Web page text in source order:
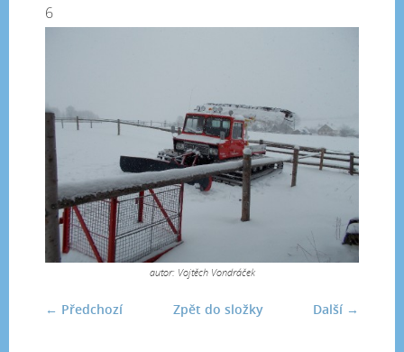
6
autor: Vojtěch Vondráček
← Předchozí Další →
Zpět do složky